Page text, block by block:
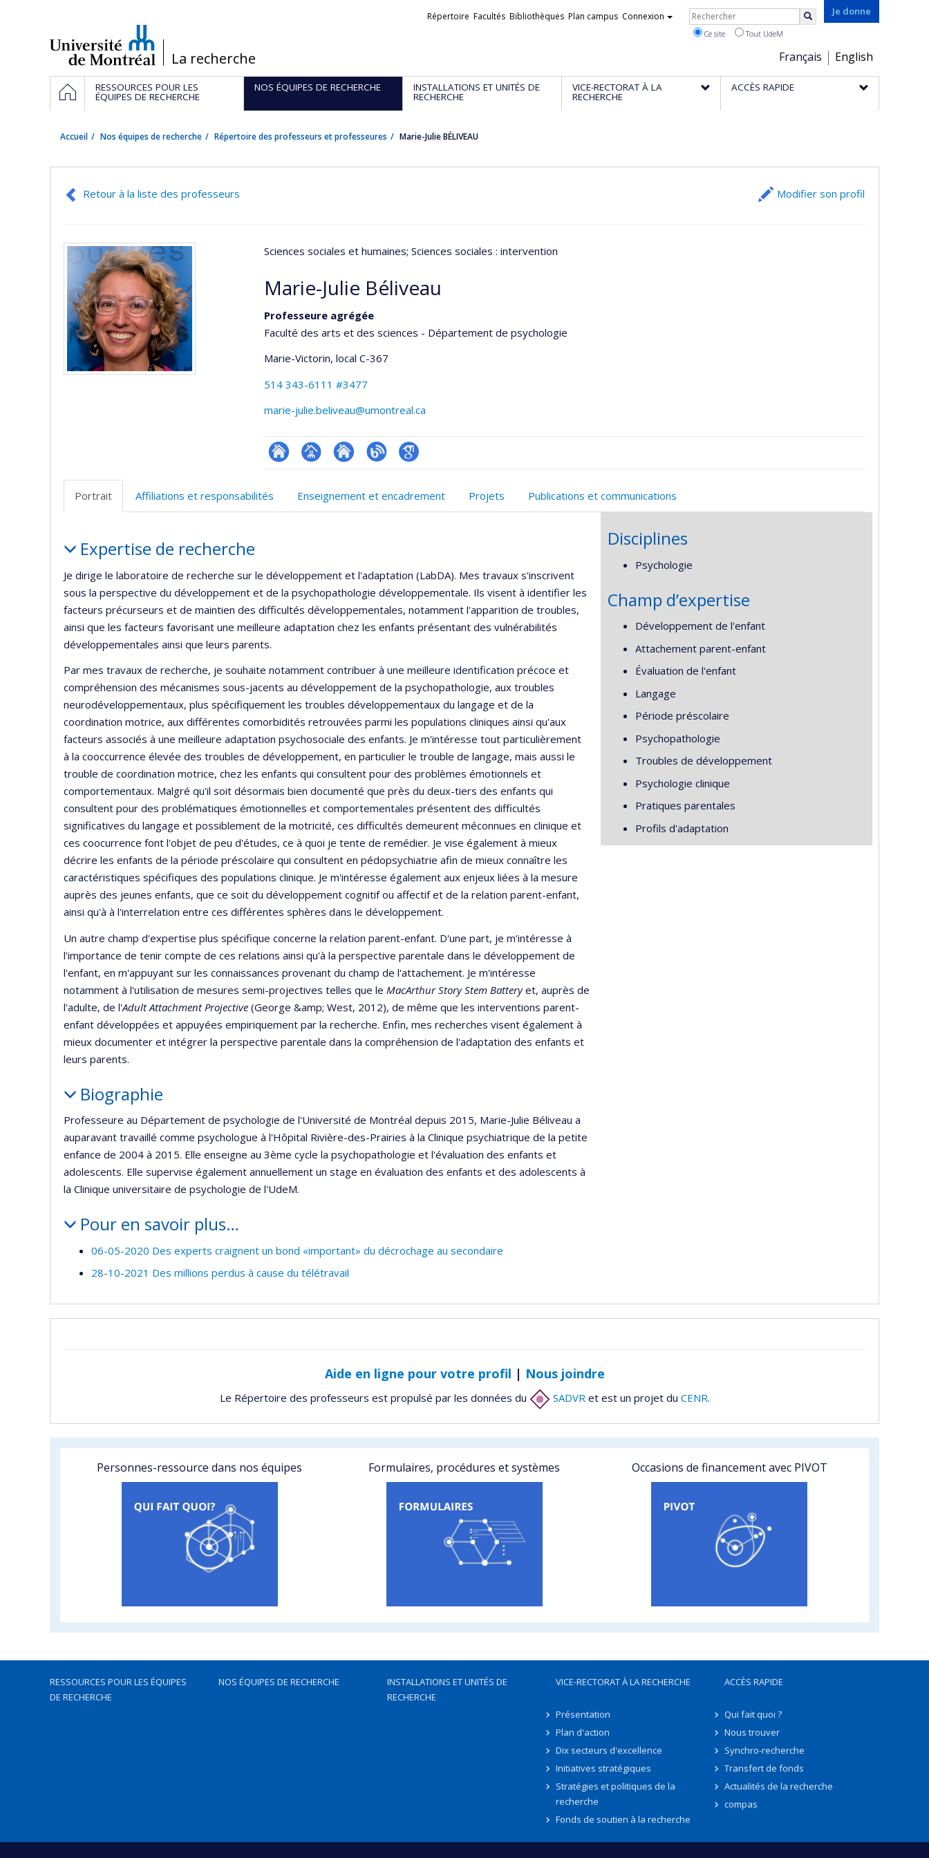
/La recherche
Je donne
Choix
de
la
Français English
Liens
Répertoire Facultés Bibliothèques Plan campus Connexion Rechercher
Ce site Tout UdeM
Navigation
principale
ACCUEILRESSOURCES POUR LES
ÉQUIPES DE RECHERCHE
NOS ÉQUIPES DE RECHERCHE INSTALLATIONS ET UNITÉS DE
RECHERCHE
VICE-RECTORAT À LA
RECHERCHE
ACCÈS RAPIDE
Accueil Nos équipes de recherche Répertoire des professeurs et professeures Marie-Julie BÉLIVEAU
Retour à la liste des professeurs Modifier son profil
Sciences sociales et humaines; Sciences sociales : intervention
Marie-Julie Béliveau
Professeure agrégée
Faculté des arts et des sciences - Département de psychologie
Marie-Victorin, local C-367
514 343-6111 #3477
marie-julie.beliveau@umontreal.ca
ResearchGate
Page
(faculté,département,école)
Site
BlogueGoogle
Portrait Affiliations et responsabilités Enseignement et encadrement Projets Publications et communications
Expertise de recherche
Je dirige le laboratoire de recherche sur le développement et l'adaptation (LabDA). Mes travaux s'inscrivent
sous la perspective du développement et de la psychopathologie développementale. Ils visent à identifier les
facteurs précurseurs et de maintien des difficultés développementales, notamment l'apparition de troubles,
ainsi que les facteurs favorisant une meilleure adaptation chez les enfants présentant des vulnérabilités
développementales ainsi que leurs parents.
Par mes travaux de recherche, je souhaite notamment contribuer à une meilleure identification précoce et
compréhension des mécanismes sous-jacents au développement de la psychopathologie, aux troubles
neurodéveloppementaux, plus spécifiquement les troubles développementaux du langage et de la
coordination motrice, aux différentes comorbidités retrouvées parmi les populations cliniques ainsi qu'aux
facteurs associés à une meilleure adaptation psychosociale des enfants. Je m'intéresse tout particulièrement
à la cooccurrence élevée des troubles de développement, en particulier le trouble de langage, mais aussi le
trouble de coordination motrice, chez les enfants qui consultent pour des problèmes émotionnels et
comportementaux. Malgré qu'il soit désormais bien documenté que près du deux-tiers des enfants qui
consultent pour des problématiques émotionnelles et comportementales présentent des difficultés
significatives du langage et possiblement de la motricité, ces difficultés demeurent méconnues en clinique et
ces coocurrence font l'objet de peu d'études, ce à quoi je tente de remédier. Je vise également à mieux
décrire les enfants de la période préscolaire qui consultent en pédopsychiatrie afin de mieux connaître les
caractéristiques spécifiques des populations clinique. Je m'intéresse également aux enjeux liées à la mesure
auprès des jeunes enfants, que ce soit du développement cognitif ou affectif et de la relation parent-enfant,
ainsi qu'à à l'interrelation entre ces différentes sphères dans le développement.
Un autre champ d'expertise plus spécifique concerne la relation parent-enfant. D'une part, je m'intéresse à
l'importance de tenir compte de ces relations ainsi qu'à la perspective parentale dans le développement de
l'enfant, en m'appuyant sur les connaissances provenant du champ de l'attachement. Je m'intéresse
notamment à l'utilisation de mesures semi-projectives telles que le MacArthur Story Stem Batteryet, auprès de
l'adulte, de l'Adult Attachment Projective (George &amp; West, 2012), de même que les interventions parent-
enfant développées et appuyées empiriquement par la recherche. Enfin, mes recherches visent également à
mieux documenter et intégrer la perspective parentale dans la compréhension de l'adaptation des enfants et
leurs parents.
Biographie
Professeure au Département de psychologie de l'Université de Montréal depuis 2015, Marie-Julie Béliveau a
auparavant travaillé comme psychologue à l'Hôpital Rivière-des-Prairies à la Clinique psychiatrique de la petite
enfance de 2004 à 2015. Elle enseigne au 3ème cycle la psychopathologie et l'évaluation des enfants et
adolescents. Elle supervise également annuellement un stage en évaluation des enfants et des adolescents à
la Clinique universitaire de psychologie de l'UdeM.
Pour en savoir plus…
06-05-2020 Des experts craignent un bond «important» du décrochage au secondaire
28-10-2021 Des millions perdus à cause du télétravail
Disciplines
Psychologie
Champ d’expertise
Développement de l'enfant
Attachement parent-enfant
Évaluation de l'enfant
Langage
Période préscolaire
Psychopathologie
Troubles de développement
Psychologie clinique
Pratiques parentales
Profils d'adaptation
Aide en ligne pour votre profil | Nous joindre
Le Répertoire des professeurs est propulsé par les données du SADVRet est un projet du CENR.
Personnes-ressource dans nos équipes Formulaires, procédures et systèmes Occasions de financement avec PIVOT
RESSOURCES POUR LES ÉQUIPES
DE RECHERCHE
NOS ÉQUIPES DE RECHERCHE
INSTALLATIONS ET UNITÉS DE
RECHERCHE
VICE-RECTORAT À LA RECHERCHE
Présentation
Plan d'action
Dix secteurs d'excellence
Initiatives stratégiques
Stratégies et politiques de la
recherche
Fonds de soutien à la recherche
ACCÈS RAPIDE
Qui fait quoi ?
Nous trouver
Synchro-recherche
Transfert de fonds
Actualités de la recherche
compas